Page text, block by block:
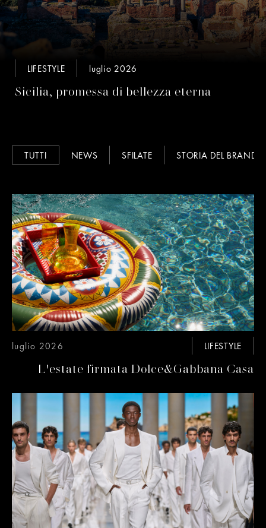
LIFESTYLE luglio 2026
Sicilia, promessa di bellezza eterna
TUTTI NEWS SFILATE STORIA DEL BRAND
LIFESTYLE
luglio 2026
L'estate firmata Dolce&Gabbana Casa